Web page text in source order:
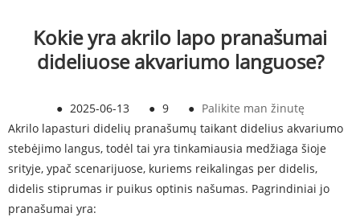
Kokie yra akrilo lapo pranašumai
dideliuose akvariumo languose?
● 2025-06-13 ● 9 ● Palikite man žinutę
Akrilo lapasturi didelių pranašumų taikant didelius akvariumo
stebėjimo langus, todėl tai yra tinkamiausia medžiaga šioje
srityje, ypač scenarijuose, kuriems reikalingas per didelis,
didelis stiprumas ir puikus optinis našumas. Pagrindiniai jo
pranašumai yra: